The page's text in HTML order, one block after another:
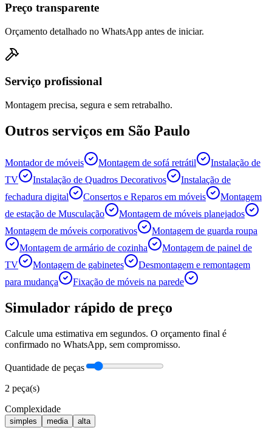
Preço transparente
Orçamento detalhado no WhatsApp antes de iniciar.
Serviço profissional
Montagem precisa, segura e sem retrabalho.
Outros serviços em São Paulo
Montador de móveis Montagem de sofá retrátil
Instalação de
TV
Instalação de Quadros Decorativos
Instalação de
fechadura digital
Consertos e Reparos em móveis
Montagem
de estação de Musculação
Montagem de móveis planejados
Montagem de móveis corporativos
Montagem de guarda roupa
Montagem de armário de cozinha
Montagem de painel de
TV
Montagem de gabinetes
Desmontagem e remontagem
para mudança
Fixação de móveis na parede
Simulador rápido de preço
Calcule uma estimativa em segundos. O orçamento final é
confirmado no WhatsApp, sem compromisso.
Quantidade de peças
2 peça(s)
Complexidade
simples media alta